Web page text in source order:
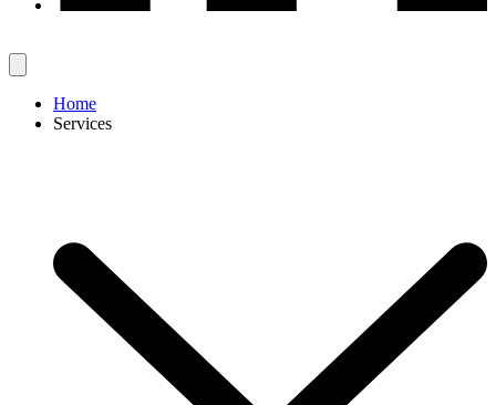
Home
Services